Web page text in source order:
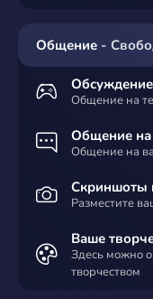
Общение -
Общение на
Общение
Общение на
Скриншоты
Разместите
Ваше
Здесь можно
творчеством